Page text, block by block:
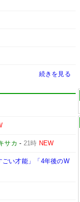
続きを見る
サカ - 21時 NEW
ごい才能」「4年後のW